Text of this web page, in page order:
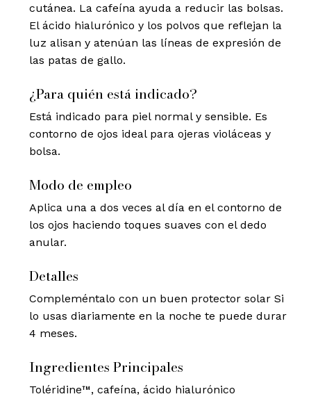
cutánea. La cafeína ayuda a reducir las bolsas.
El ácido hialurónico y los polvos que reflejan la
luz alisan y atenúan las líneas de expresión de
las patas de gallo.
¿Para quién está indicado?
Está indicado para piel normal y sensible. Es
contorno de ojos ideal para ojeras violáceas y
bolsa.
Modo de empleo
Aplica una a dos veces al día en el contorno de
los ojos haciendo toques suaves con el dedo
anular.
Detalles
Compleméntalo con un buen protector solar Si
lo usas diariamente en la noche te puede durar
4 meses.
Ingredientes Principales
Toléridine™, cafeína, ácido hialurónico